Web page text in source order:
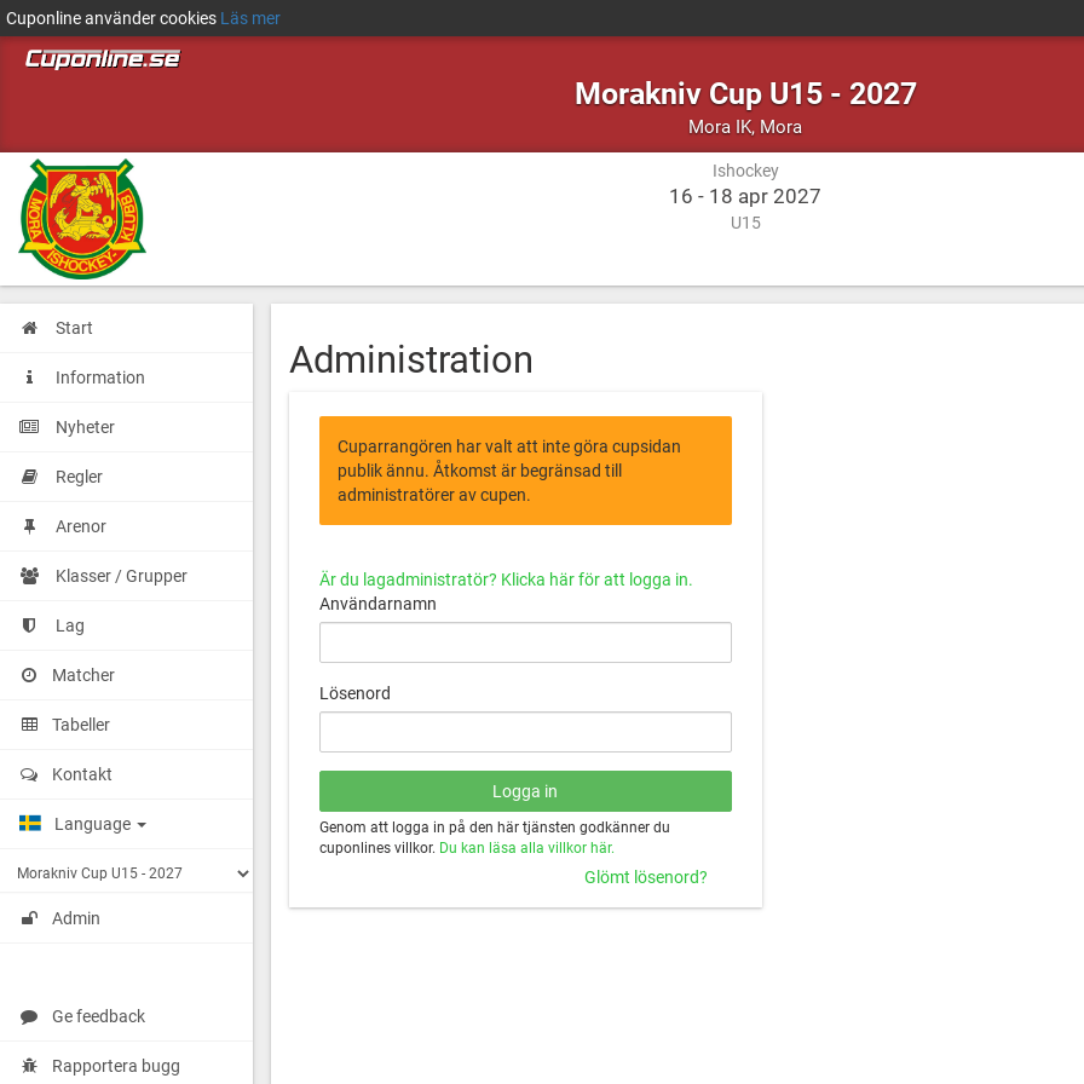
Cuponline använder cookies Läs mer
Morakniv Cup U15 - 2027
Mora IK, Ishockey
MoraMora
Ishockey
16 - 18 apr 2027
U15
Start
Information
Nyheter
Regler
Arenor
Klasser / Grupper
Lag
Matcher
Tabeller
Kontakt
Language
Admin
Ge feedback
Rapportera bugg
Administration
Cuparrangören har valt att inte göra cupsidan
publik ännu. Åtkomst är begränsad till
administratörer av cupen.
Är du lagadministratör? Klicka här för att logga in.
Användarnamn
Lösenord
Genom att logga in på den här tjänsten godkänner du
cuponlines villkor. Du kan läsa alla villkor här.
Glömt lösenord?